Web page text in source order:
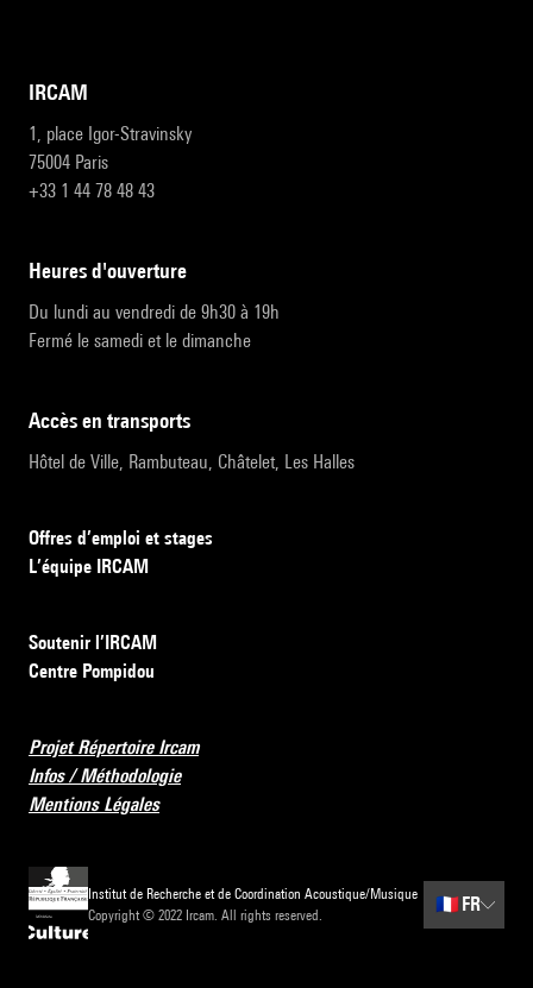
IRCAM
1, place Igor-Stravinsky
75004 Paris
+33 1 44 78 48 43
heures d'ouverture
Du lundi au vendredi de 9h30 à 19h
Fermé le samedi et le dimanche
accès en transports
Hôtel de Ville, Rambuteau, Châtelet, Les Halles
Offres d’emploi et stages
L’équipe IRCAM
Soutenir l’IRCAM
Centre Pompidou
Projet Répertoire Ircam
Infos / Méthodologie
Mentions Légales
Institut de Recherche et de Coordination Acoustique/Musique
Copyright © 2022 Ircam. All rights reserved.
🇫🇷 FR